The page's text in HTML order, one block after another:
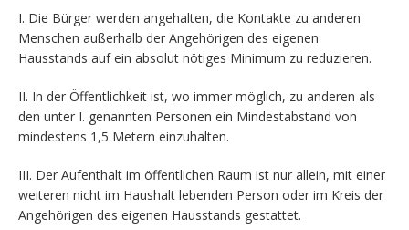
I. Die Bürger werden angehalten, die Kontakte zu anderen
Menschen außerhalb der Angehörigen des eigenen
Hausstands auf ein absolut nötiges Minimum zu reduzieren.
II. In der Öffentlichkeit ist, wo immer möglich, zu anderen als
den unter I. genannten Personen ein Mindestabstand von
mindestens 1,5 Metern einzuhalten.
III. Der Aufenthalt im öffentlichen Raum ist nur allein, mit einer
weiteren nicht im Haushalt lebenden Person oder im Kreis der
Angehörigen des eigenen Hausstands gestattet.